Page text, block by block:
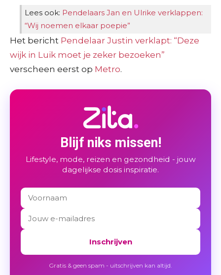
Lees ook: Pendelaars Jan en Ulrike verklappen:
“Wij noemen elkaar poepie”
Het bericht Pendelaar Justin verklapt: “Deze
wijk in Luik moet je zeker bezoeken”
verscheen eerst op Metro.
Blijf niks missen!
Lifestyle, mode, reizen en gezondheid - jouw
dagelijkse dosis inspiratie.
Inschrijven
Gratis & geen spam - uitschrijven kan altijd.